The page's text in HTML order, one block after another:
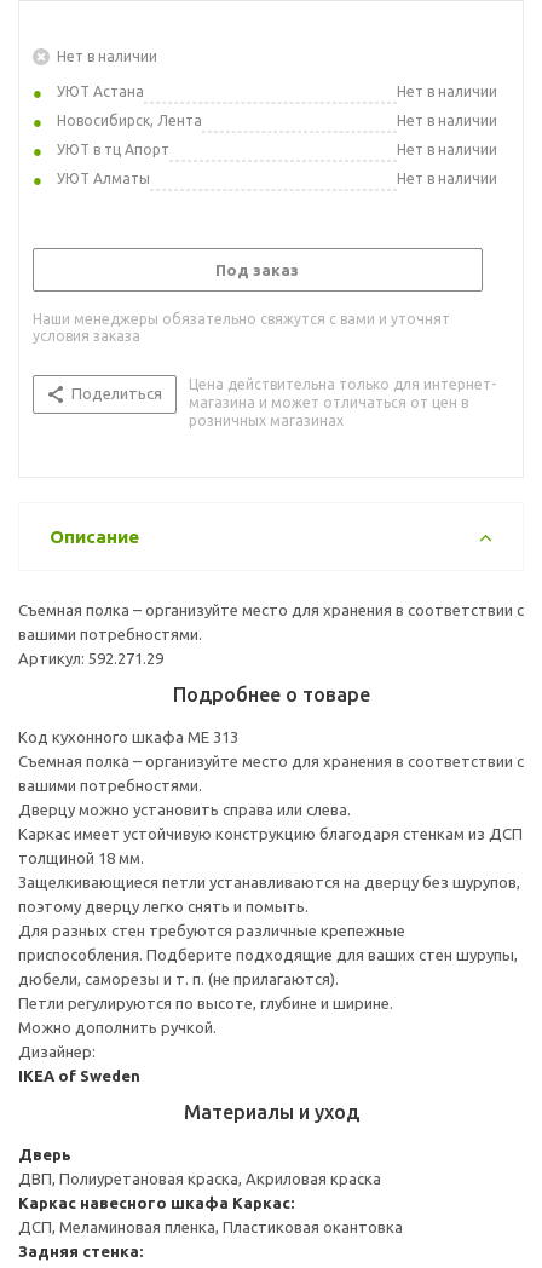
Нет в наличии
УЮТ Астана
Нет в наличии
Новосибирск, Лента
Нет в наличии
УЮТ в тц Апорт
Нет в наличии
УЮТ Алматы
Нет в наличии
Под заказ
Наши менеджеры обязательно свяжутся с вами и уточнят
условия заказа
Поделиться
Цена действительна только для интернет-
магазина и может отличаться от цен в
розничных магазинах
Описание
Съемная полка – организуйте место для хранения в соответствии с
вашими потребностями.
Артикул: 592.271.29
Подробнее о товаре
Код кухонного шкафа ME 313
Съемная полка – организуйте место для хранения в соответствии с
вашими потребностями.
Дверцу можно установить справа или слева.
Каркас имеет устойчивую конструкцию благодаря стенкам из ДСП
толщиной 18 мм.
Защелкивающиеся петли устанавливаются на дверцу без шурупов,
поэтому дверцу легко снять и помыть.
Для разных стен требуются различные крепежные
приспособления. Подберите подходящие для ваших стен шурупы,
дюбели, саморезы и т. п. (не прилагаются).
Петли регулируются по высоте, глубине и ширине.
Можно дополнить ручкой.
Дизайнер:
IKEA of Sweden
Материалы и уход
Дверь
ДВП, Полиуретановая краска, Акриловая краска
Каркас навесного шкафа Каркас:
ДСП, Меламиновая пленка, Пластиковая окантовка
Задняя стенка: